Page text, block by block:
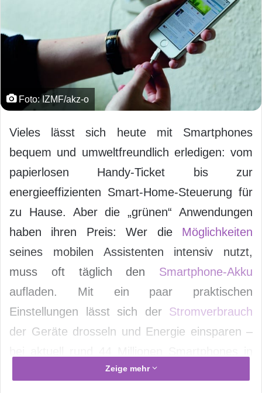
Foto: IZMF/akz-o
Vieles lässt sich heute mit Smartphones
bequem und umweltfreundlich erledigen: vom
papierlosen Handy-Ticket bis zur
energieeffizienten Smart-Home-Steuerung für
zu Hause. Aber die „grünen“ Anwendungen
haben ihren Preis: Wer die Möglichkeiten
seines mobilen Assistenten intensiv nutzt,
muss oft täglich den Smartphone-Akku
aufladen. Mit ein paar praktischen
Einstellungen lässt sich der Stromverbrauch
der Geräte drosseln und Energie einsparen –
Deutschland ein beachtenswerter Aspekt.
Zeige mehr